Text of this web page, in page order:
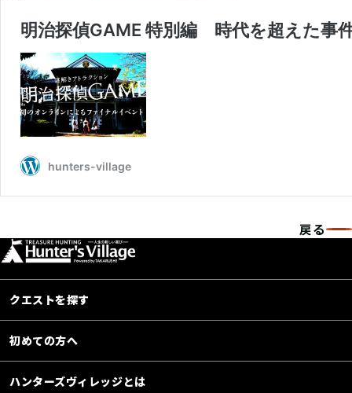
戻る
クエストを探す
初めての方へ
ハンターズヴィレッジとは